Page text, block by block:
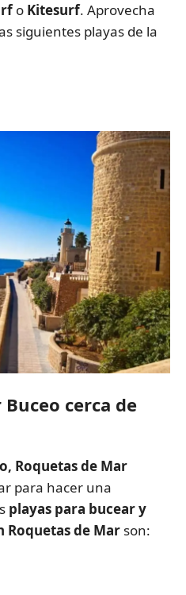
o Kitesurf. Aprovecha
siguientes playas de la
cerca de
Roquetas de Mar
para hacer una
playas para bucear y
Roquetas de Mar son: